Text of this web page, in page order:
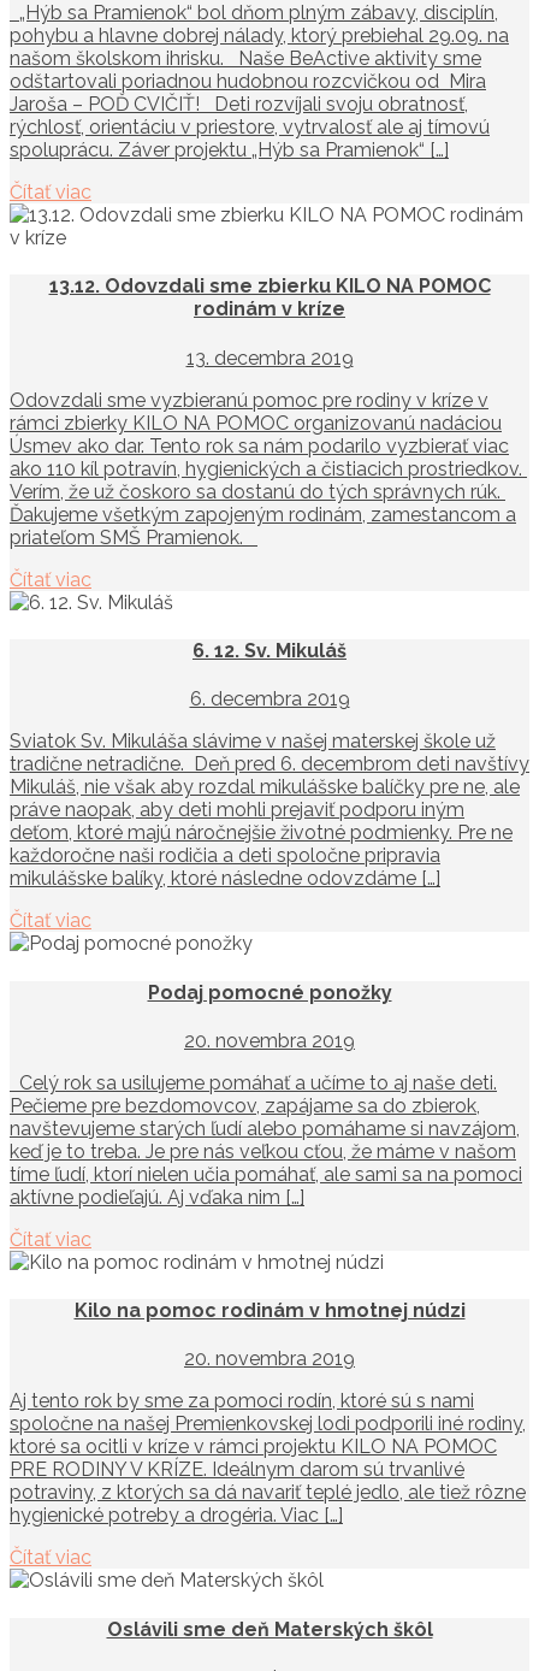
„Hýb sa Pramienok“ bol dňom plným zábavy, disciplín,
pohybu a hlavne dobrej nálady, ktorý prebiehal 29.09. na
našom školskom ihrisku. Naše BeActive aktivity sme
odštartovali poriadnou hudobnou rozcvičkou od Mira
Jaroša – POĎ CVIČIŤ! Deti rozvíjali svoju obratnosť,
rýchlosť, orientáciu v priestore, vytrvalosť ale aj tímovú
spoluprácu. Záver projektu „Hýb sa Pramienok“ […]
Čítať viac
13.12. Odovzdali sme zbierku KILO NA POMOC
rodinám v kríze
13. decembra 2019
Odovzdali sme vyzbieranú pomoc pre rodiny v kríze v
rámci zbierky KILO NA POMOC organizovanú nadáciou
Úsmev ako dar. Tento rok sa nám podarilo vyzbierať viac
ako 110 kíl potravín, hygienických a čistiacich prostriedkov.
Verím, že už čoskoro sa dostanú do tých správnych rúk.
Ďakujeme všetkým zapojeným rodinám, zamestancom a
priateľom SMŠ Pramienok.
Čítať viac
6. 12. Sv. Mikuláš
6. decembra 2019
Sviatok Sv. Mikuláša slávime v našej materskej škole už
tradične netradične. Deň pred 6. decembrom deti navštívy
Mikuláš, nie však aby rozdal mikulášske balíčky pre ne, ale
práve naopak, aby deti mohli prejaviť podporu iným
deťom, ktoré majú náročnejšie životné podmienky. Pre ne
každoročne naši rodičia a deti spoločne pripravia
mikulášske balíky, ktoré následne odovzdáme […]
Čítať viac
Podaj pomocné ponožky
20. novembra 2019
Celý rok sa usilujeme pomáhať a učíme to aj naše deti.
Pečieme pre bezdomovcov, zapájame sa do zbierok,
navštevujeme starých ľudí alebo pomáhame si navzájom,
keď je to treba. Je pre nás veľkou cťou, že máme v našom
tíme ľudí, ktorí nielen učia pomáhať, ale sami sa na pomoci
aktívne podieľajú. Aj vďaka nim […]
Čítať viac
Kilo na pomoc rodinám v hmotnej núdzi
20. novembra 2019
Aj tento rok by sme za pomoci rodín, ktoré sú s nami
spoločne na našej Premienkovskej lodi podporili iné rodiny,
ktoré sa ocitli v kríze v rámci projektu KILO NA POMOC
PRE RODINY V KRÍZE. Ideálnym darom sú trvanlivé
potraviny, z ktorých sa dá navariť teplé jedlo, ale tiež rôzne
hygienické potreby a drogéria. Viac […]
Čítať viac
Oslávili sme deň Materských škôl